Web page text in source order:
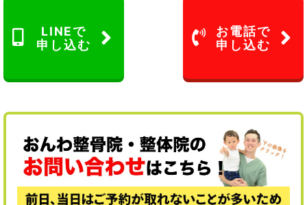
LINEで
申し込む
お電話で
申し込む